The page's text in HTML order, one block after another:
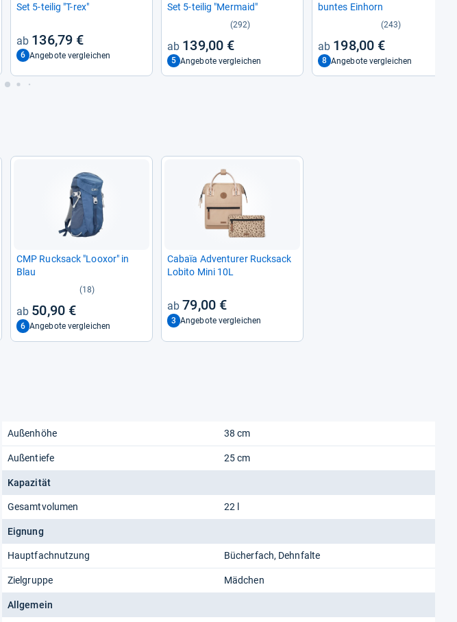
Set 5-​tei­lig "T-​rex"
136,79 €
6 Angebote vergleichen
Set 5-​tei­lig "Mer­maid"
(292)
139,00 €
5 Angebote vergleichen
bun­tes Ein­horn
(243)
198,00 €
8 Angebote vergleichen
CMP Ruck­sack "Loo­xor" in
Blau
(18)
50,90 €
6 Angebote vergleichen
Cabaïa Adven­turer Ruck­sack
Lobito Mini 10L
79,00 €
3 Angebote vergleichen
Außenhöhe 38 cm
Außentiefe 25 cm
Kapazität
Gesamtvolumen 22 l
Eignung
Hauptfachnutzung Bücherfach, Dehnfalte
Zielgruppe Mädchen
Allgemein